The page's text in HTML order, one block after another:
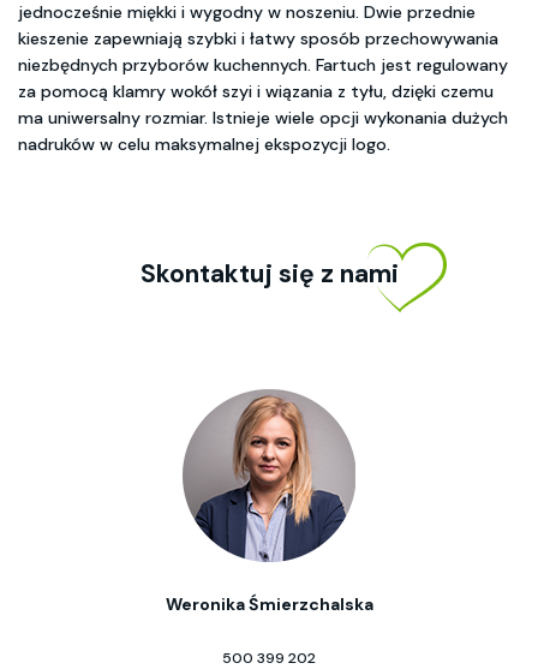
jednocześnie miękki i wygodny w noszeniu. Dwie przednie
kieszenie zapewniają szybki i łatwy sposób przechowywania
niezbędnych przyborów kuchennych. Fartuch jest regulowany
za pomocą klamry wokół szyi i wiązania z tyłu, dzięki czemu
ma uniwersalny rozmiar. Istnieje wiele opcji wykonania dużych
nadruków w celu maksymalnej ekspozycji logo.
Skontaktuj się z nami
Weronika Śmierzchalska
500 399 202